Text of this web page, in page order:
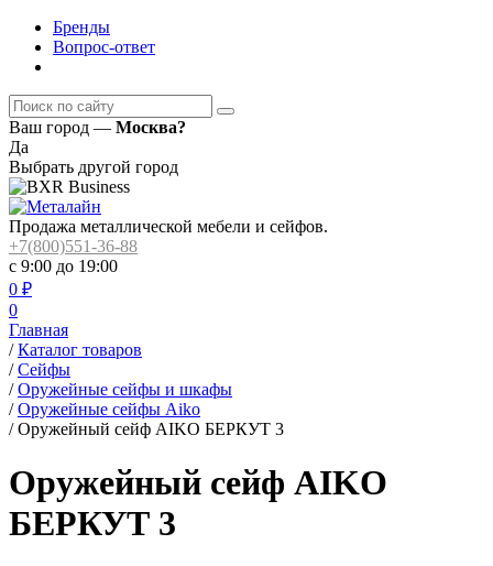
Бренды
Вопрос-ответ
Ваш город — Москва?
Да
Выбрать другой город
Продажа металлической мебели и сейфов.
+7(800)551-36-88
с 9:00 до 19:00
0 ₽
0
Главная
/ Каталог товаров
/ Сейфы
/ Оружейные сейфы и шкафы
/ Оружейные сейфы Aiko
/ Оружейный сейф AIKO БЕРКУТ 3
Оружейный сейф AIKO
БЕРКУТ 3